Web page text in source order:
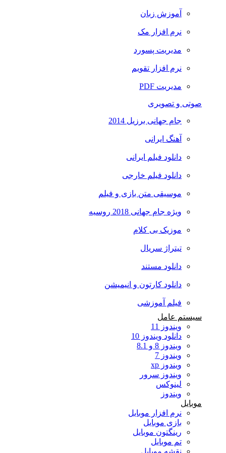
آموزش زبان
نرم افزار مک
مدیریت پسورد
نرم افزار تقویم
مدیریت PDF
صوتی و تصویری
جام جهانی برزیل 2014
آهنگ ایرانی
دانلود فیلم ایرانی
دانلود فیلم خارجی
موسیقی متن بازی و فیلم
ویژه جام جهانی 2018 روسیه
موزیک بی کلام
تیتراژ سریال
دانلود مستند
دانلود کارتون و انیمیشن
فیلم آموزشی
سیستم عامل
ویندوز 11
دانلود ویندوز 10
ویندوز 8 و 8.1
ویندوز 7
ویندوز xp
ویندوز سرور
لینوکس
ویندوز
موبایل
نرم افزار موبایل
بازی موبایل
رینگتون موبایل
تم موبایل
نقشه موبایل